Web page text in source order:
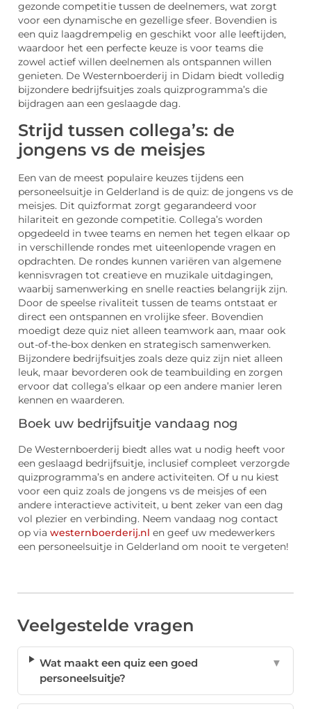
gezonde competitie tussen de deelnemers, wat zorgt
voor een dynamische en gezellige sfeer. Bovendien is
een quiz laagdrempelig en geschikt voor alle leeftijden,
waardoor het een perfecte keuze is voor teams die
zowel actief willen deelnemen als ontspannen willen
genieten. De Westernboerderij in Didam biedt volledig
bijzondere bedrijfsuitjes zoals quizprogramma’s die
bijdragen aan een geslaagde dag.
Strijd tussen collega’s: de
jongens vs de meisjes
Een van de meest populaire keuzes tijdens een
personeelsuitje in Gelderland is de quiz: de jongens vs de
meisjes. Dit quizformat zorgt gegarandeerd voor
hilariteit en gezonde competitie. Collega’s worden
opgedeeld in twee teams en nemen het tegen elkaar op
in verschillende rondes met uiteenlopende vragen en
opdrachten. De rondes kunnen variëren van algemene
kennisvragen tot creatieve en muzikale uitdagingen,
waarbij samenwerking en snelle reacties belangrijk zijn.
Door de speelse rivaliteit tussen de teams ontstaat er
direct een ontspannen en vrolijke sfeer. Bovendien
moedigt deze quiz niet alleen teamwork aan, maar ook
out-of-the-box denken en strategisch samenwerken.
Bijzondere bedrijfsuitjes zoals deze quiz zijn niet alleen
leuk, maar bevorderen ook de teambuilding en zorgen
ervoor dat collega’s elkaar op een andere manier leren
kennen en waarderen.
Boek uw bedrijfsuitje vandaag nog
De Westernboerderij biedt alles wat u nodig heeft voor
een geslaagd bedrijfsuitje, inclusief compleet verzorgde
quizprogramma’s en andere activiteiten. Of u nu kiest
voor een quiz zoals de jongens vs de meisjes of een
andere interactieve activiteit, u bent zeker van een dag
vol plezier en verbinding. Neem vandaag nog contact
op via westernboerderij.nl en geef uw medewerkers
een personeelsuitje in Gelderland om nooit te vergeten!
Veelgestelde vragen
Wat maakt een quiz een goed
personeelsuitje?
▼